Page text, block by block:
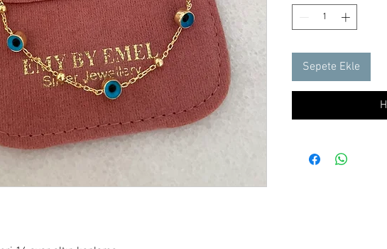
Sepete Ekle